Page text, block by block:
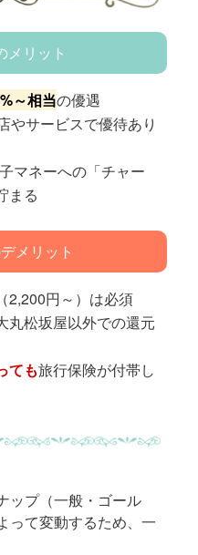
メリット
～相当の優遇
やサービスで優待あり
マネーへの「チャー
まる
メリット
2,200円～）は必須
丸松坂屋以外での還元
ても旅行保険が付帯し
ップ（一般・ゴール
って変動するため、一